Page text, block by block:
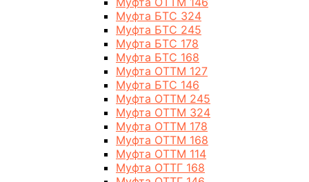
Муфта БТС 324
Муфта БТС 245
Муфта БТС 178
Муфта БТС 168
Муфта ОТТМ 127
Муфта БТС 146
Муфта ОТТМ 245
Муфта ОТТМ 324
Муфта ОТТМ 178
Муфта ОТТМ 168
Муфта ОТТМ 114
Муфта ОТТГ 168